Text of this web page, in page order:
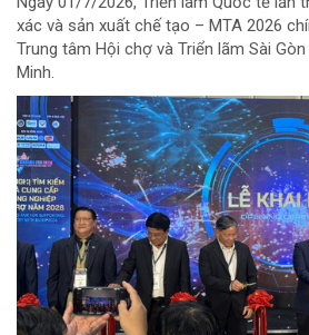
xác và sản xuất chế tạo – MTA 2026
Trung tâm Hội chợ và Triển lãm Sài Gòn
Minh.